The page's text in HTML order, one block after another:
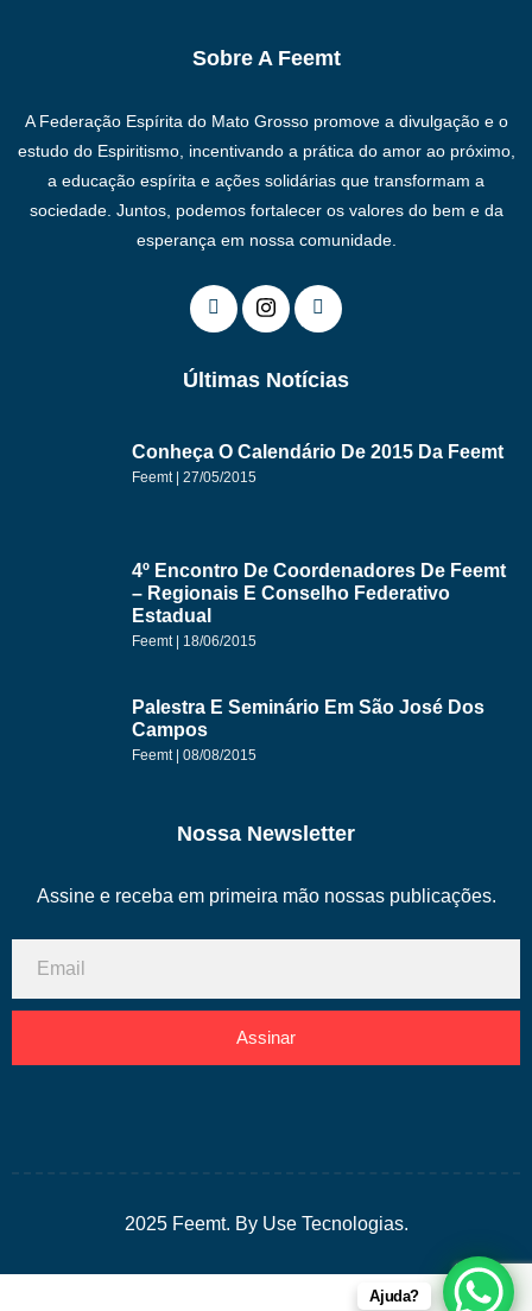
Sobre A Feemt
A Federação Espírita do Mato Grosso promove a divulgação e o
estudo do Espiritismo, incentivando a prática do amor ao próximo,
a educação espírita e ações solidárias que transformam a
sociedade. Juntos, podemos fortalecer os valores do bem e da
esperança em nossa comunidade.
Últimas Notícias
Conheça O Calendário De 2015 Da Feemt
Feemt 27/05/2015
4º Encontro De Coordenadores De Feemt
– Regionais E Conselho Federativo
Estadual
Feemt 18/06/2015
Palestra E Seminário Em São José Dos
Campos
Feemt 08/08/2015
Nossa Newsletter
Assine e receba em primeira mão nossas publicações.
Assinar
2025 Feemt. By Use Tecnologias.
Ajuda?